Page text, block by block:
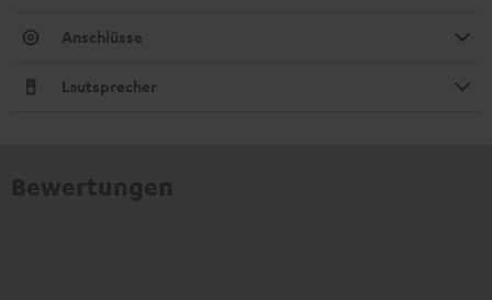
Anschlüsse
Lautsprecher